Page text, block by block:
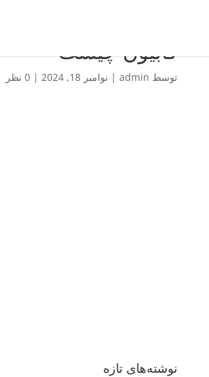
گابیون چیست
توسط admin
| نوامبر 18, 2024 | 0 نظر
نوشته‌های تازه